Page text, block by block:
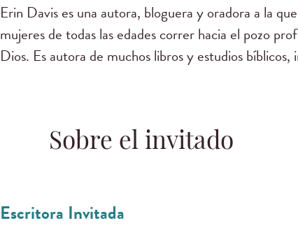
Erin Davis es una autora, bloguera y oradora a la
mujeres de todas las edades correr hacia el pozo
Dios. Es autora de muchos libros y estudios
Sobre el invitado
Escritora Invitada